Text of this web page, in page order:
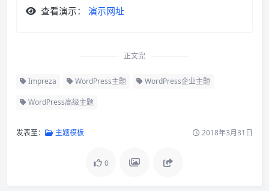
查看演示：
演示网址
正文完
Impreza WordPress主题 WordPress企业主题
WordPress高级主题
发表至： 主题模板 2018年3月31日
0